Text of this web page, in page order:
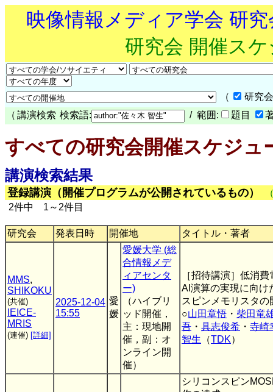
映像情報メディア学会 研
研究会 開催ス
（
研究
（ 講演検索 検索語: / 範囲: 題目
すべての研究会開催スケジュ
講演検索結果
登録講演（開催プログラムが公開されているもの）
2件中 1～2件目
研究会 発表日時 開催地 タイトル・著者
MMS,
SHIKOKU
(共催)
IEICE-
MRIS
(連催) [詳細]
2025-12-04
15:55
愛
媛
愛媛大学 (総
合情報メデ
ィアセンタ
ー)
（ハイブリ
ッド開催，
主：現地開
催，副：オ
ンライン開
催）
［招待講演］低消
AI演算の実現に向け
スピンメモリスタの
○山田章悟 ・ 柴田竜
吾 ・ 具志俊希 ・ 寺崎
智生 （TDK）
シリコンスピン